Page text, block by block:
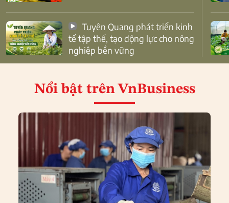
tế tập thể, tạo động lực cho nông
nghiệp bền vững
Nổi bật trên VnBusiness